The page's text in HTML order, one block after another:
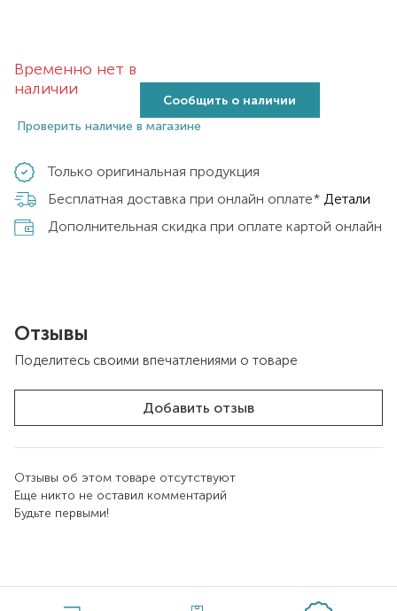
Временно нет в
наличии
Сообщить о наличии
Проверить наличие в магазине
Только оригинальная продукция
Бесплатная доставка при онлайн оплате* Детали
Дополнительная скидка при оплате картой онлайн
Отзывы
Поделитесь своими впечатлениями о товаре
Добавить отзыв
Отзывы об этом товаре отсутствуют
Еще никто не оставил комментарий
Будьте первыми!